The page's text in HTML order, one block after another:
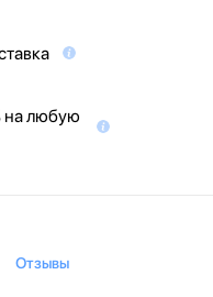
на любую
Отзывы